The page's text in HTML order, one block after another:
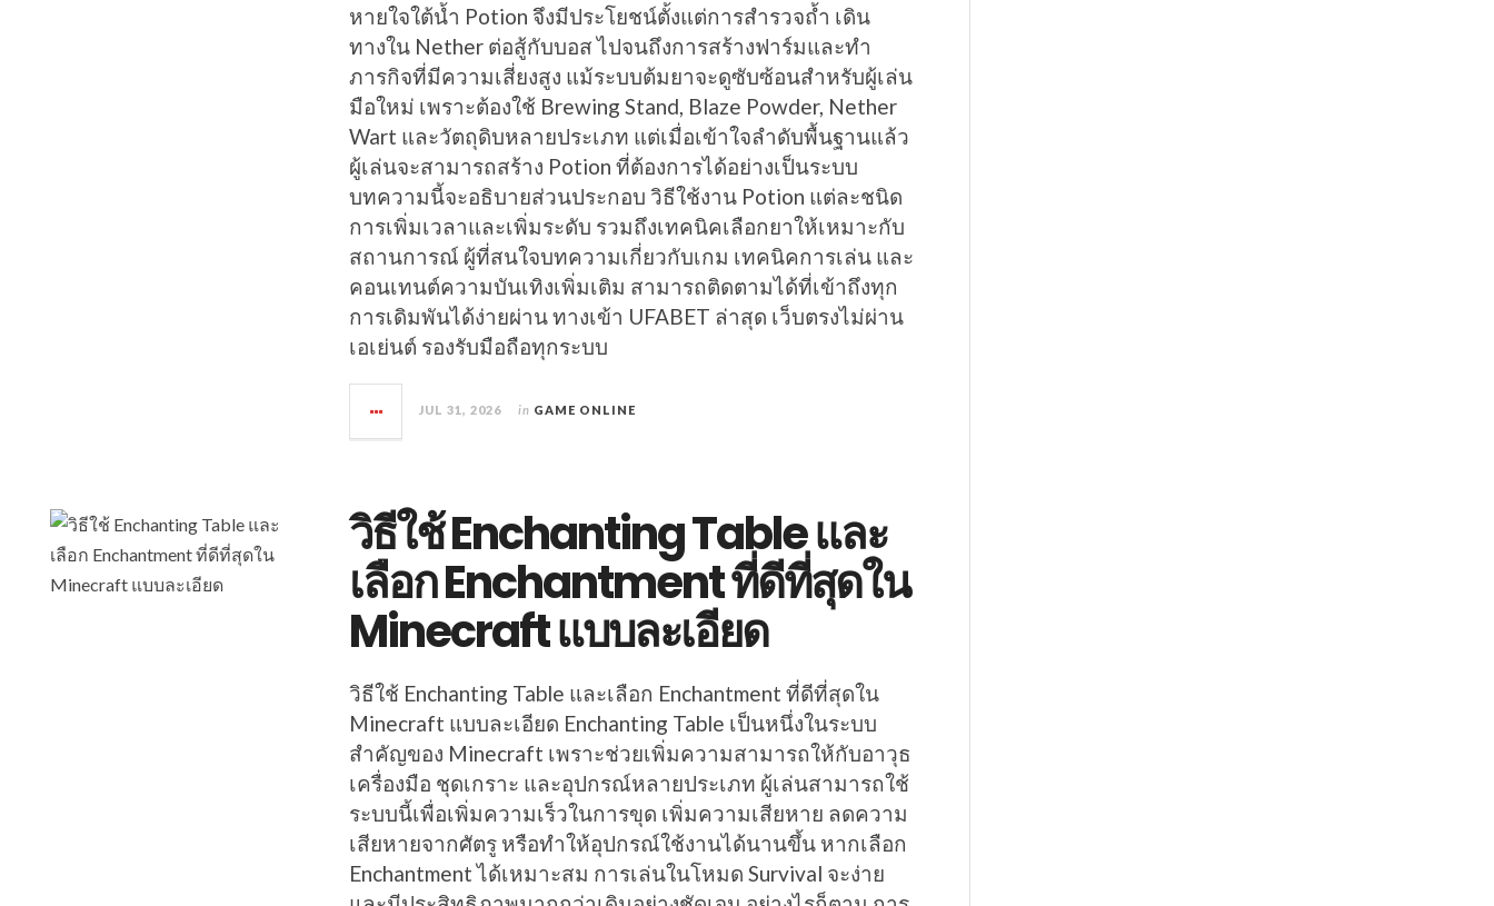
หายใจใต้น้ำ Potion จึงมีประโยชน์ตั้งแต่การสำรวจถ้ำ เดิน
ทางใน Nether ต่อสู้กับบอส ไปจนถึงการสร้างฟาร์มและทำ
ภารกิจที่มีความเสี่ยงสูง แม้ระบบต้มยาจะดูซับซ้อนสำหรับผู้เล่น
มือใหม่ เพราะต้องใช้ Brewing Stand, Blaze Powder, Nether
Wart และวัตถุดิบหลายประเภท แต่เมื่อเข้าใจลำดับพื้นฐานแล้ว
ผู้เล่นจะสามารถสร้าง Potion ที่ต้องการได้อย่างเป็นระบบ
บทความนี้จะอธิบายส่วนประกอบ วิธีใช้งาน Potion แต่ละชนิด
การเพิ่มเวลาและเพิ่มระดับ รวมถึงเทคนิคเลือกยาให้เหมาะกับ
สถานการณ์ ผู้ที่สนใจบทความเกี่ยวกับเกม เทคนิคการเล่น และ
คอนเทนต์ความบันเทิงเพิ่มเติม สามารถติดตามได้ที่เข้าถึงทุก
การเดิมพันได้ง่ายผ่าน ทางเข้า UFABET ล่าสุด เว็บตรงไม่ผ่าน
เอเย่นต์ รองรับมือถือทุกระบบ
JUL 31, 2026 in GAME ONLINE
วิธีใช้ Enchanting Table และ
เลือก Enchantment ที่ดีที่สุดใน
Minecraft แบบละเอียด
วิธีใช้ Enchanting Table และเลือก Enchantment ที่ดีที่สุดใน
Minecraft แบบละเอียด Enchanting Table เป็นหนึ่งในระบบ
สำคัญของ Minecraft เพราะช่วยเพิ่มความสามารถให้กับอาวุธ
เครื่องมือ ชุดเกราะ และอุปกรณ์หลายประเภท ผู้เล่นสามารถใช้
ระบบนี้เพื่อเพิ่มความเร็วในการขุด เพิ่มความเสียหาย ลดความ
เสียหายจากศัตรู หรือทำให้อุปกรณ์ใช้งานได้นานขึ้น หากเลือก
Enchantment ได้เหมาะสม การเล่นในโหมด Survival จะง่าย